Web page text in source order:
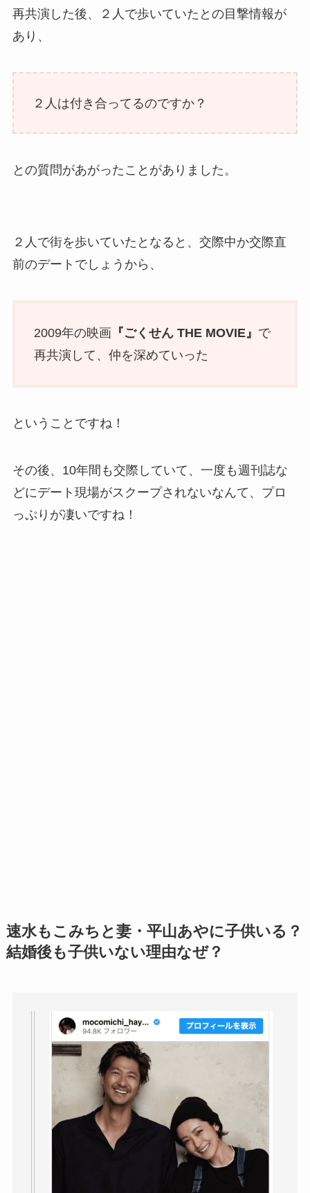
再共演した後、２人で歩いていたとの目撃情報が
あり、
２人は付き合ってるのですか？
との質問があがったことがありました。
２人で街を歩いていたとなると、交際中か交際直
前のデートでしょうから、
2009年の映画『ごくせん THE MOVIE』 で
再共演して、仲を深めていった
ということですね！
その後、10年間も交際していて、一度も週刊誌な
どにデート現場がスクープされないなんて、プロ
っぷりが凄いですね！
速水もこみちと妻・平山あやに子供いる？
結婚後も子供いない理由なぜ？